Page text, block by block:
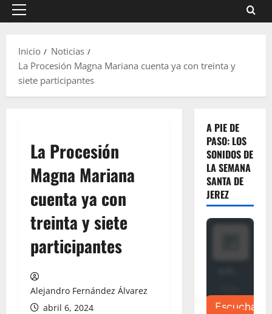
Menú
Inicio
Noticias
La Procesión Magna Mariana cuenta ya con treinta y
siete participantes
La Procesión
Magna Mariana
cuenta ya con
treinta y siete
participantes
Alejandro Fernández Álvarez
abril 6, 2024
A PIE DE
PASO: LOS
SONIDOS DE
LA SEMANA
SANTA DE
JEREZ